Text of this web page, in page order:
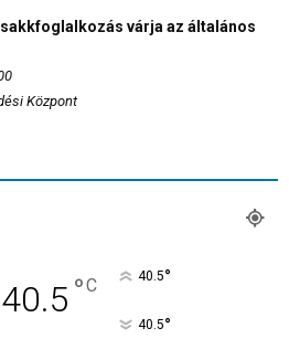
várja az általános
Központ
40.5 °C 40.5°
40.5°